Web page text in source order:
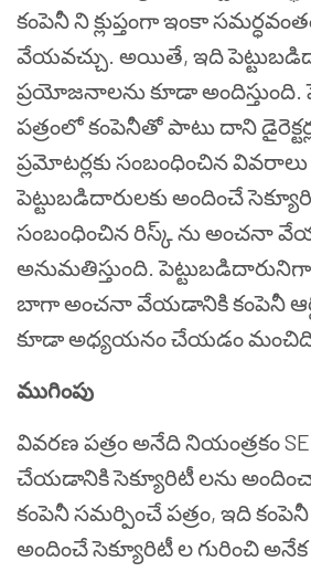
కంపెనీ ని క్లుప్తంగా ఇంకా
వేయవచ్చు. అయితే, ఇది
ప్రయోజనాలను కూడా అందిస్తుంది.
పత్రంలో కంపెనీతో పాటు దాని
ప్రమోటర్లకు సంబంధించిన
పెట్టుబడిదారులకు అందించే
సంబంధించిన రిస్క్ ను అంచనా
అనుమతిస్తుంది. పెట్టుబడిదారునిగా
బాగా అంచనా వేయడానికి కంపెనీ
కూడా అధ్యయనం చేయడం
ముగింపు
వివరణ పత్రం అనేది నియంత్రకం
చేయడానికి సెక్యూరిటీ లను
కంపెనీ సమర్పించే పత్రం, ఇది
అందించే సెక్యూరిటీ ల గురించి